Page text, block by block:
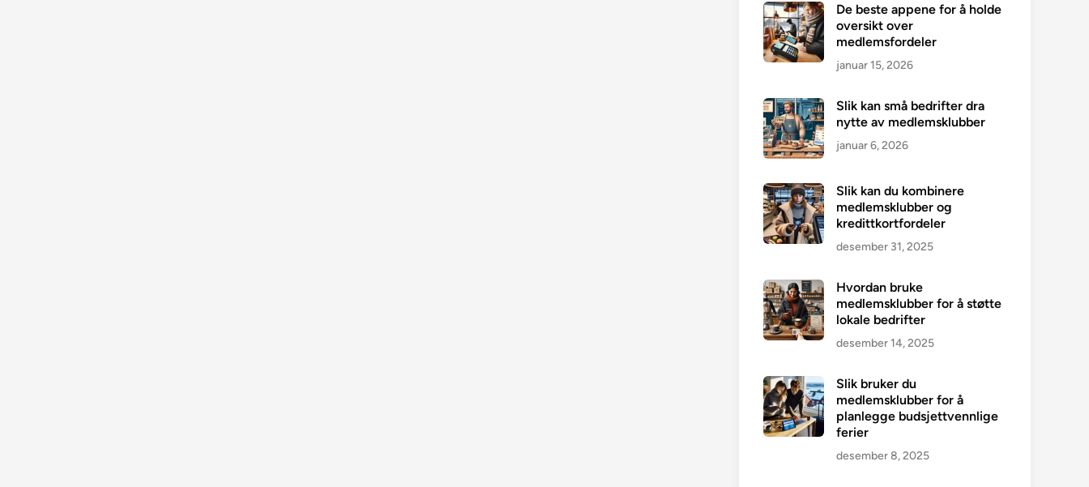
De beste appene for å holde
oversikt over
medlemsfordeler
januar 15, 2026
Slik kan små bedrifter dra
nytte av medlemsklubber
januar 6, 2026
Slik kan du kombinere
medlemsklubber og
kredittkortfordeler
desember 31, 2025
Hvordan bruke
medlemsklubber for å støtte
lokale bedrifter
desember 14, 2025
Slik bruker du
medlemsklubber for å
planlegge budsjettvennlige
ferier
desember 8, 2025